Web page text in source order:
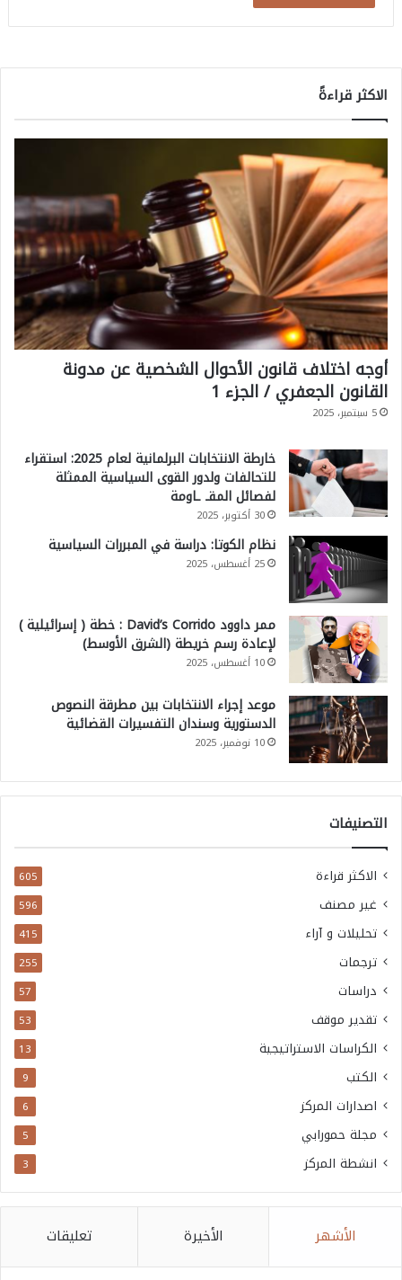
الاكثر قراءةً
أوجه اختلاف قانون الأحوال الشخصية عن مدونة
القانون الجعفري / الجزء 1
5 سبتمبر، 2025
خارطة الانتخابات البرلمانية لعام 2025: استقراء
للتحالفات ولدور القوى السياسية الممثلة
لفصائل المقـ ـاومة
30 أكتوبر، 2025
نظام الكوتا: دراسة في المبررات السياسية
25 أغسطس، 2025
ممر داوود David’s Corrido : خطة ( إسرائيلية )
لإعادة رسم خريطة (الشرق الأوسط)
10 أغسطس، 2025
موعد إجراء الانتخابات بين مطرقة النصوص
الدستورية وسندان التفسيرات القضائية
10 نوفمبر، 2025
التصنيفات
الاكثر قراءة 605
غير مصنف 596
تحليلات و آراء 415
ترجمات 255
دراسات 57
تقدير موقف 53
الكراسات الاستراتيجية 13
الكتب 9
اصدارات المركز 6
مجلة حمورابي 5
انشطة المركز 3
الأشهر الأخيرة تعليقات